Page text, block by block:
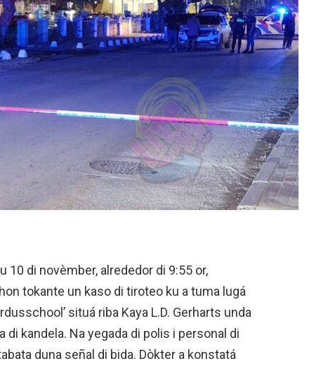
10 di novèmber, alrededor di 9:55 or,
tokante un kaso di tiroteo ku a tuma lugá
situá riba Kaya L.D. Gerharts unda
di kandela. Na yegada di polis i personal di
duna señal di bida. Dòkter a konstatá